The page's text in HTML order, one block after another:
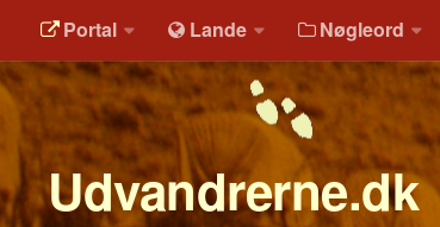
Portal Lande Nøgleord
Udvandrerne.dk